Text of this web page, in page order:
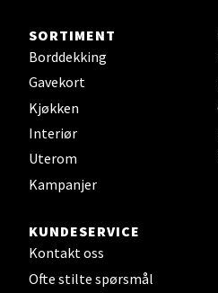
SORTIMENT
Borddekking
Gavekort
Kjøkken
Interiør
Uterom
Kampanjer
KUNDESERVICE
Kontakt oss
Ofte stilte spørsmål
Stavanger og
Senter
Gartnerveien 16, 4016